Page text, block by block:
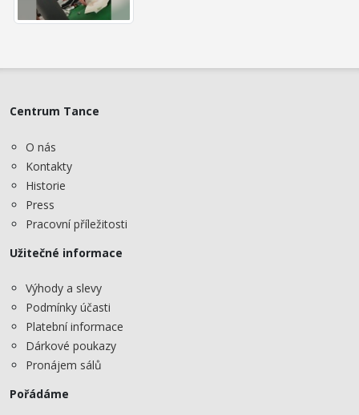
Centrum Tance
O nás
Kontakty
Historie
Press
Pracovní příležitosti
Užitečné informace
Výhody a slevy
Podmínky účasti
Platební informace
Dárkové poukazy
Pronájem sálů
Pořádáme